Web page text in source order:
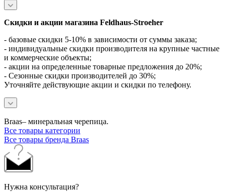
Скидки и акции магазина Feldhaus-Stroeher
- базовые скидки 5-10% в зависимости от суммы заказа;
- индивидуальные скидки производителя на крупные частные
и коммерческие объекты;
- акции на определенные товарные предложения до 20%;
- Сезонные скидки производителей до 30%;
Уточняйте действующие акции и скидки по телефону.
Braas– минеральная черепица.
Все товары категории
Все товары бренда Braas
Нужна консультация?